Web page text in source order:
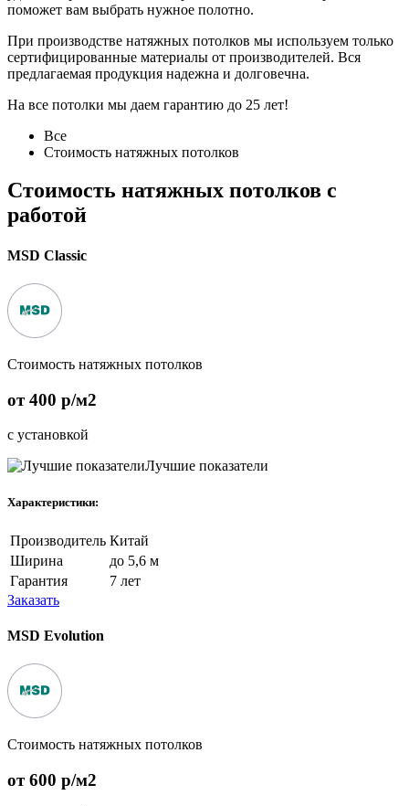
поможет вам выбрать нужное полотно.
При производстве натяжных потолков мы используем только
сертифицированные материалы от производителей. Вся
предлагаемая продукция надежна и долговечна.
На все потолки мы даем гарантию до 25 лет!
Все
Стоимость натяжных потолков
Стоимость натяжных потолков с
работой
MSD Classic
Стоимость натяжных потолков
от 400 p/м2
с установкой
Лучшие показатели
Характеристики:
Производитель Китай
Ширина
до 5,6 м
Гарантия
7 лет
Заказать
MSD Evolution
Стоимость натяжных потолков
от 600 p/м2